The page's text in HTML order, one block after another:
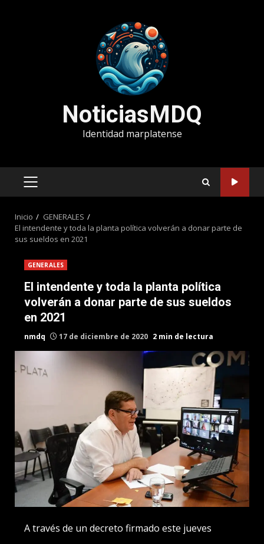
NoticiasMDQ
Identidad marplatense
MENÚ
Inicio
GENERALES
El intendente y toda la planta política volverán a donar parte de
sus sueldos en 2021
GENERALES
El intendente y toda la planta política
volverán a donar parte de sus sueldos
en 2021
nmdq 17 de diciembre de 2020 2 min de lectura
A través de un decreto firmado este jueves